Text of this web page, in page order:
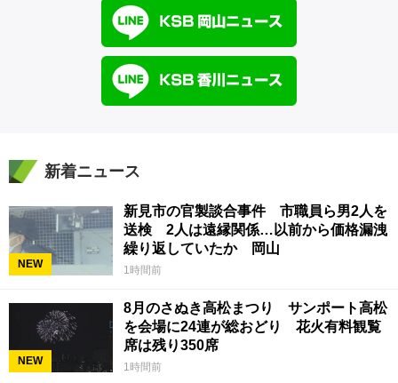
新着ニュース
NEW
新見市の官製談合事件 市職員ら男2人を
送検 2人は遠縁関係…以前から価格漏洩
繰り返していたか 岡山
1時間前
NEW
8月のさぬき高松まつり サンポート高松
を会場に24連が総おどり 花火有料観覧
席は残り350席
1時間前